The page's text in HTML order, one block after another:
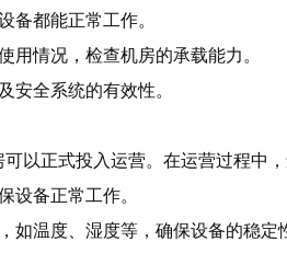
备都能正常工作。
用情况，检查机房的承载能力。
安全系统的有效性。
以正式投入运营。在运营过程中，
设备正常工作。
如温度、湿度等，确保设备的稳定